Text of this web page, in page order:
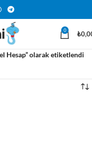
0 ₺
Hesap” olarak etiketlendi